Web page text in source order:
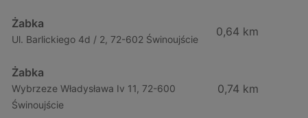
Żabka
Ul. Barlickiego 4d / 2, 72-602 Świnoujście
0,64 km
Żabka
Wybrzeze Władysława Iv 11, 72-600
Świnoujście
0,74 km